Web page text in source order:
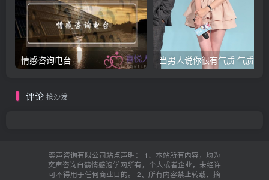
情感咨询电台
评论 抢沙发
奕声咨询有限公司站点声明： 1、本站所有内容，均为
奕声咨询白鹤情感泡学网所有，个人或者企业，未经许
可不得用于任何商业目的。 2、所有内容禁止转载、摘